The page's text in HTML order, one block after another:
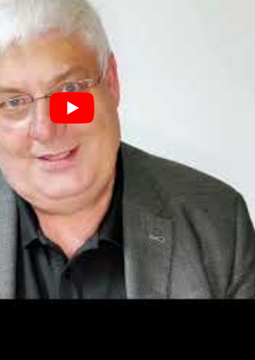
Krems und der BBRZ-Gruppe
Lernen und bedarfsgerechte
Rahmenbedingungen die Mittel der Wahl, um
die Unternehmen der BBRZ-Gruppe als
als Begleiterinnen auf dem Lebens- und
zu den jeweiligen Lebenssituationen der
und Lehrgängen bitte an